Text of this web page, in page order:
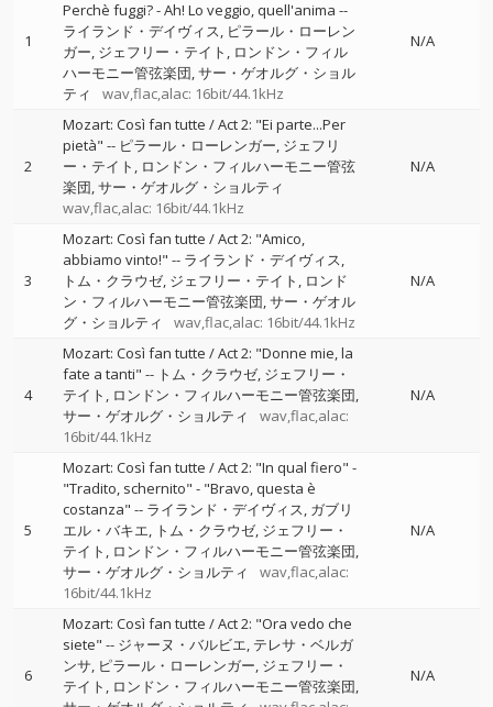
1
Perchè fuggi? - Ah! Lo veggio, quell'anima --
ライランド・デイヴィス ピラール・ローレン
ガー ジェフリー・テイト
ロンドン・フィル
ハーモニー管弦楽団 サー・ゲオルグ・ショル
ティ
wav,flac,alac: 16bit/44.1kHz
N/A
2
Mozart: Così fan tutte / Act 2: "Ei parte...Per
pietà" -- ピラール・ローレンガー ジェフリ
ー・テイト
ロンドン・フィルハーモニー管弦
楽団 サー・ゲオルグ・ショルティ
wav,flac,alac: 16bit/44.1kHz
N/A
3
Mozart: Così fan tutte / Act 2: "Amico,
abbiamo vinto!" -- ライランド・デイヴィス
トム・クラウゼ ジェフリー・テイト
ロンド
ン・フィルハーモニー管弦楽団 サー・ゲオル
グ・ショルティ
wav,flac,alac: 16bit/44.1kHz
N/A
4
Mozart: Così fan tutte / Act 2: "Donne mie, la
fate a tanti" -- トム・クラウゼ ジェフリー・
テイト
ロンドン・フィルハーモニー管弦楽団
サー・ゲオルグ・ショルティ
wav,flac,alac:
16bit/44.1kHz
N/A
5
Mozart: Così fan tutte / Act 2: "In qual fiero" -
"Tradito, schernito" - "Bravo, questa è
costanza" -- ライランド・デイヴィス ガブリ
エル・バキエ
トム・クラウゼ ジェフリー・
テイト
ロンドン・フィルハーモニー管弦楽団
サー・ゲオルグ・ショルティ
wav,flac,alac:
16bit/44.1kHz
N/A
6
Mozart: Così fan tutte / Act 2: "Ora vedo che
siete" -- ジャーヌ・バルビエ テレサ・ベルガ
ンサ ピラール・ローレンガー ジェフリー・
テイト
ロンドン・フィルハーモニー管弦楽団
N/A